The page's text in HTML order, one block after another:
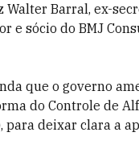
Walter Barral, ex-
e sócio do BMJ
que o governo
do Controle de
para deixar clara a